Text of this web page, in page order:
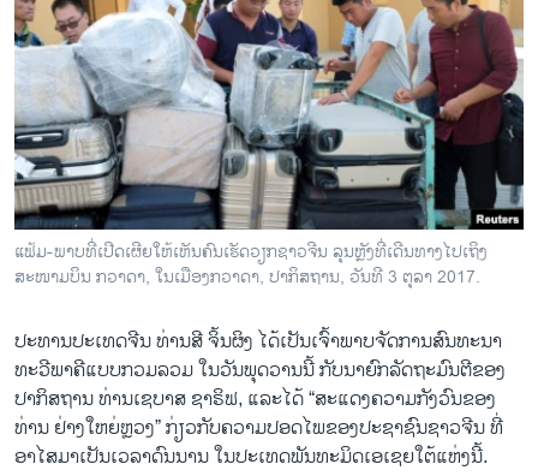
ຊີວິດຊາວລາວ
ຊຸມຊົນຊາວລາວ
ວິທະຍາສາດ-ເທັກໂນໂລຈີ
ທຸລະກິດ
ພາສາອັງກິດ
ວີດີໂອ
ສຽງ
ລາຍງານ
ຕິດຕາມພວກເຮົາ ທີ່
ພາສາຕ່າງໆ
ແຟ້ມ-ພາບທີ່ເປີດເຜີຍໃຫ້ເຫັນຄົນເຮັດວຽກຊາວຈີນ ລຸນຫຼັງທີ່ເດີນທາງໄປເຖິງ
ສະໜາມບິນ ກວາດາ, ໃນເມືອງກວາດາ, ປາກິສຖານ, ວັນທີ 3 ຕຸລາ 2017.
ປະທານ​ປະ​ເທດຈີນ ທ່ານສີ ຈິ້ນຜິງ ໄດ້ເປັນເຈົ້າພາບຈັດການສົນທະນາ
ທະວີພາຄີແບບກວມລວມ ໃນວັນພຸດວານນີ້ ກັບນາຍົກລັດຖະມົນຕີຂອງ
ປາກິສຖານ ທ່ານເຊບາສ ຊາຣິຟ, ແລະໄດ້ “ສະແດງຄວາມກັງວົນຂອງ
ທ່ານ ຢ່າງ​ໃຫຍ່ຫຼວງ” ກ່ຽວກັບຄວາມປອດໄພຂອງປະຊາຊົນຊາວຈີນ ທີ່
ອາໄສມາເປັນເວລາດົນນານ ໃນປະເທດພັນທະມິດເອເຊຍໃຕ້ແຫ່ງນີ້.